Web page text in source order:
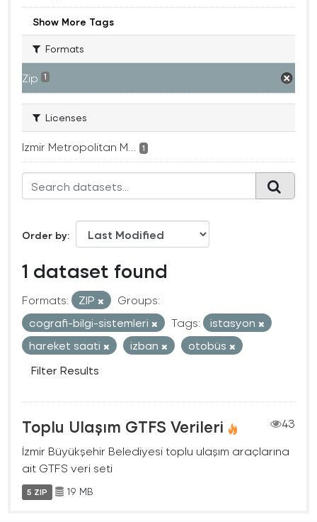
Show More Tags
Formats
Zip 1
Licenses
Izmir Metropolitan M... 1
Order by
1 dataset found
Formats: ZIP
Groups:
cografi-bilgi-sistemleri
Tags:
istasyon
hareket saati
izban
otobüs
Filter Results
Toplu Ulaşım GTFS Verileri
43
İzmir Büyükşehir Belediyesi toplu ulaşım araçlarına
ait GTFS veri seti
5 ZIP 19 MB